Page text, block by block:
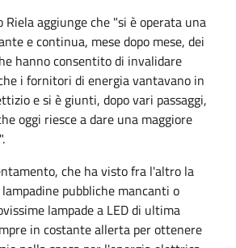
Riela aggiunge che "si è operata una
e continua, mese dopo mese, dei
hanno consentito di invalidare
i fornitori di energia vantavano in
e si è giunti, dopo vari passaggi,
oggi riesce a dare una maggiore
che ha visto fra l'altro la
pubbliche mancanti o
lampade a LED di ultima
in costante allerta per ottenere